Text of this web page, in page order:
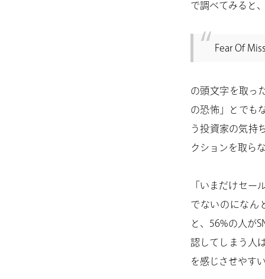
で調べてみると、
Fear Of
の頭文字を取っ
の恐怖」とでも
う投資家の気持
クションを取ら
「いまだけセー
でないのになん
と、56%の人が
認してしまう人
を感じさせやす